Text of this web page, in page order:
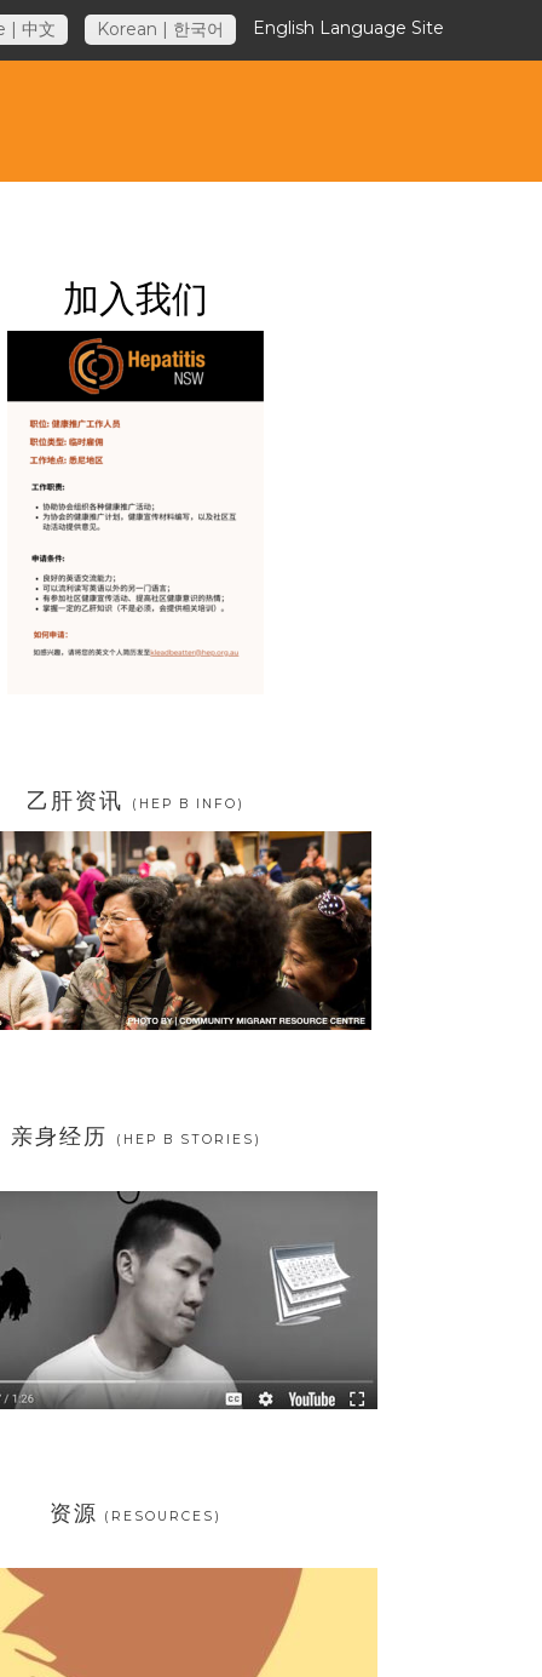
| 中文 Korean | 한국어 English Language Site
加入我们
乙肝资讯 (HEP B INFO)
亲身经历 (HEP B STORIES)
资源 (RESOURCES)